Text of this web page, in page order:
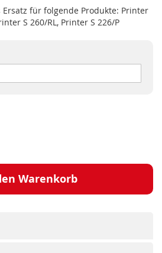
Ersatz für folgende Produkte: Printer
S 260/RL, Printer S 226/P
Warenkorb